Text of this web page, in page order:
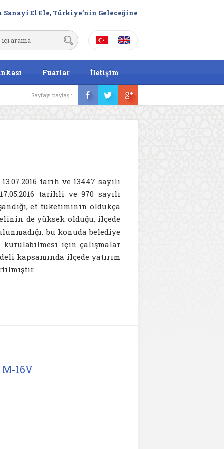
Sanayi El Ele, Türkiye’nin Geleceğine
Fuarlar İletişim
Sayfayı paylaş :
tarih ve 13447 sayılı
tarihli ve 970 sayılı
et tüketiminin oldukça
de yüksek olduğu, ilçede
bu konuda belediye
kurulabilmesi için çalışmalar
kapsamında ilçede yatırım
16V